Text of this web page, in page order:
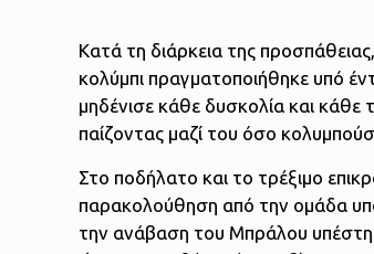
Κατά τη διάρκεια της
κολύμπι πραγματοποιήθηκε υπό
μηδένισε κάθε δυσκολία και
παίζοντας μαζί του όσο
Στο ποδήλατο και το τρέξιμο
παρακολούθηση από την ομάδα
την ανάβαση του Μπράλου υπέστη